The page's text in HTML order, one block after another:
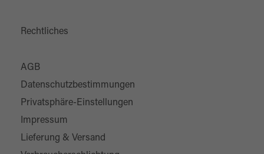
Rechtliches
AGB
Datenschutzbestimmungen
Privatsphäre-Einstellungen
Impressum
Lieferung & Versand